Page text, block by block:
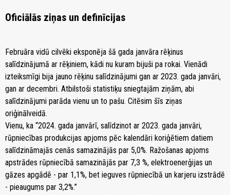
Oficiālās ziņas un definīcijas
Februāra vidū cilvēki eksponēja šā gada janvāra rēķinus
salīdzinājumā ar rēķiniem, kādi nu kuram bijuši pa rokai. Vienādi
izteiksmīgi bija jauno rēķinu salīdzinājumi gan ar 2023. gada janvāri,
gan ar decembri. Atbilstoši statistiķu sniegtajām ziņām, abi
salīdzinājumi parāda vienu un to pašu. Citēsim šīs ziņas
oriģinālveidā.
Vienu, ka “2024. gada janvārī, salīdzinot ar 2023. gada janvāri,
rūpniecības produkcijas apjoms pēc kalendāri koriģētiem datiem
salīdzināmajās cenās samazinājās par 5,0%. Ražošanas apjoms
apstrādes rūpniecībā samazinājās par 7,3 %, elektroenerģijas un
gāzes apgādē - par 1,1%, bet ieguves rūpniecībā un karjeru izstrādē
- pieaugums par 3,2%.”